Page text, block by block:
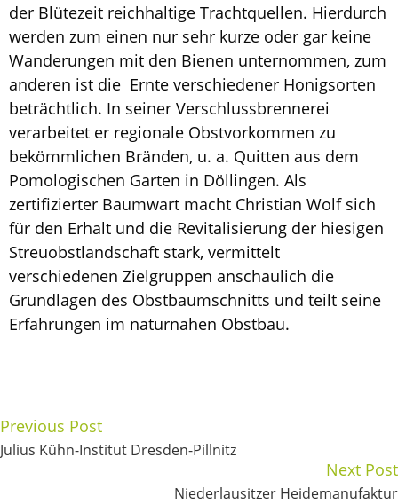
der Blütezeit reichhaltige Trachtquellen. Hierdurch
werden zum einen nur sehr kurze oder gar keine
Wanderungen mit den Bienen unternommen, zum
anderen ist die Ernte verschiedener Honigsorten
beträchtlich. In seiner Verschlussbrennerei
verarbeitet er regionale Obstvorkommen zu
bekömmlichen Bränden, u. a. Quitten aus dem
Pomologischen Garten in Döllingen. Als
zertifizierter Baumwart macht Christian Wolf sich
für den Erhalt und die Revitalisierung der hiesigen
Streuobstlandschaft stark, vermittelt
verschiedenen Zielgruppen anschaulich die
Grundlagen des Obstbaumschnitts und teilt seine
Erfahrungen im naturnahen Obstbau.
Previous Post
Julius Kühn-Institut Dresden-Pillnitz
Next Post
Niederlausitzer Heidemanufaktur